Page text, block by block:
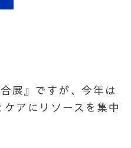
展』ですが、今年は
ケアにリソースを集中